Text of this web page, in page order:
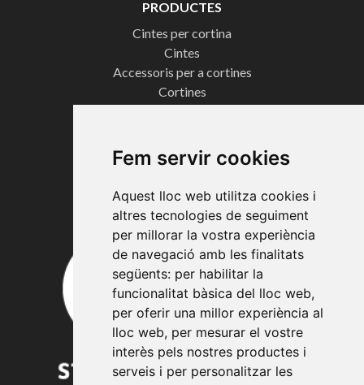
Fem servir cookies
Aquest lloc web utilitza cookies i
altres tecnologies de seguiment
per millorar la vostra experiència
de navegació amb les finalitats
següents: per habilitar la
funcionalitat bàsica del lloc web,
per oferir una millor experiència al
lloc web, per mesurar el vostre
interès pels nostres productes i
serveis i per personalitzar les
PRODUCTES
Cintes per cortina
Cintes
Accessoris per a cortines
Cortines
Cordons
Cintes Ona Perfecta
CERTIFICATS